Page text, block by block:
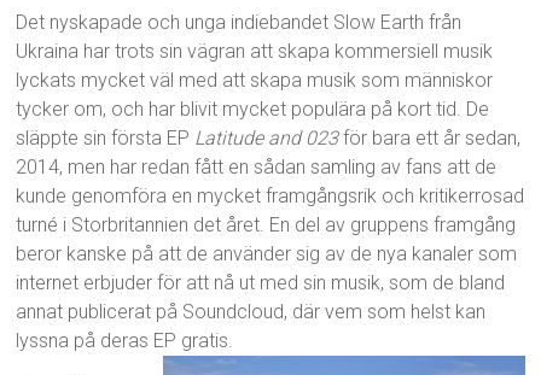
Det nyskapade och unga indiebandet Slow Earth från
Ukraina har trots sin vägran att skapa kommersiell musik
lyckats mycket väl med att skapa musik som människor
tycker om, och har blivit mycket populära på kort tid. De
släppte sin första EP Latitude and 023för bara ett år sedan,
2014, men har redan fått en sådan samling av fans att de
kunde genomföra en mycket framgångsrik och kritikerrosad
turné i Storbritannien det året. En del av gruppens framgång
beror kanske på att de använder sig av de nya kanaler som
internet erbjuder för att nå ut med sin musik, som de bland
annat publicerat på Soundcloud, där vem som helst kan
lyssna på deras EP gratis.